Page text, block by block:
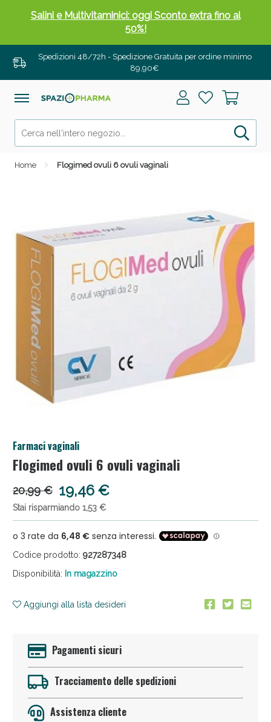
Spedizioni 48/72h - Spedizione Gratuita per ordine minimo
89,90€
Home Flogimed ovuli 6 ovuli vaginali
Farmaci vaginali
Flogimed ovuli 6 ovuli vaginali
20,99 € 19,46 €
Stai risparmiando 1,53 €
Codice prodotto: 927287348
Disponibilità: In magazzino
Aggiungi alla lista desideri
Pagamenti sicuri
Tracciamento delle spedizioni
Assistenza cliente
Salini e Multivitaminici: oggi Sconto extra fino al
50%!
Anticellulite e Fanghi: Sconto fino al 40% valido
Anticellulite e Fanghi: Sconto fino al 40% valido